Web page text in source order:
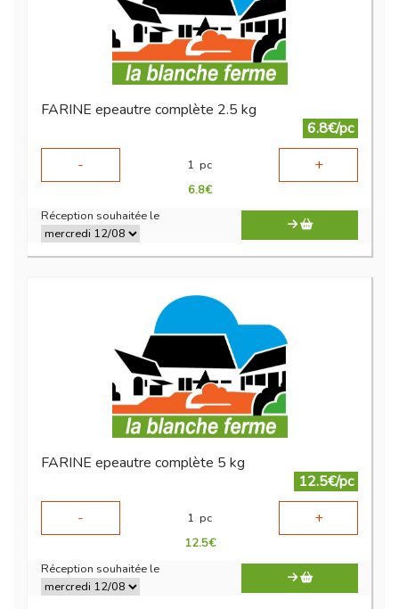
FARINE epeautre complète 2.5 kg
6.8€/pc
-
1 pc +
6.8€
Réception souhaitée le
FARINE epeautre complète 5 kg
12.5€/pc
-
1 pc +
12.5€
Réception souhaitée le